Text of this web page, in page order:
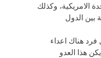
الامريكية، وكذلك
بين الدول
هناك اعداء
هذا العدو